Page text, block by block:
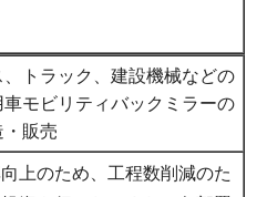
、トラック、建設機械などの
車モビリティバックミラーの
・販売
上のため、工程数削減のた